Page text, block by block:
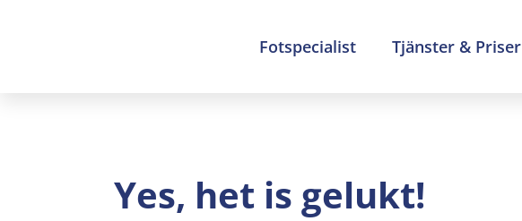
Fotspecialist Tjänster & Priser
Yes, het is gelukt!